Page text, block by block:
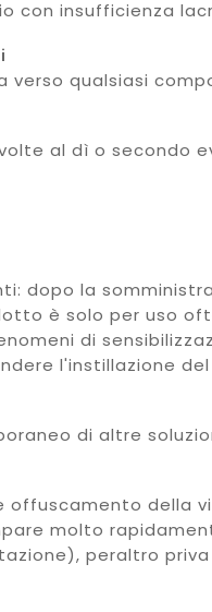
con insufficienza
verso qualsiasi
al dì o secondo
dopo la
è solo per uso
di
l'instillazione
di altre
offuscamento della
molto
peraltro